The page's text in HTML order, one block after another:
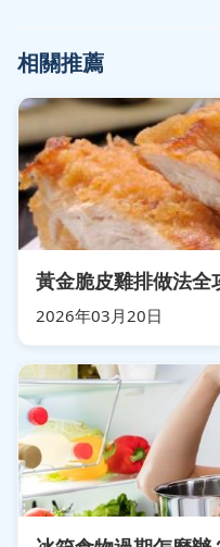
相關推薦
黃金脆皮雞排做法全
2026年03月20日